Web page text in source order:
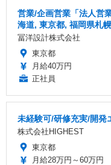
営業/企画営業「法人営
海道, 東京都, 福岡県札
冨洋設計株式会社
東京都
月給40万円
正社員
未経験可/研修充実/開発
株式会社HIGHEST
東京都
月給28万円～60万円